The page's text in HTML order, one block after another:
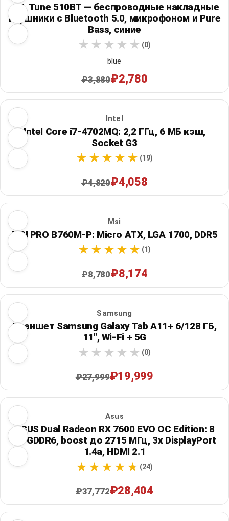
JBL Tune 510BT — беспроводные накладные
наушники с Bluetooth 5.0, микрофоном и Pure
Bass, синие
(0)
blue
₽3,880₽2,780
Intel
Intel Core i7-4702MQ: 2,2 ГГц, 6 МБ кэш,
Socket G3
(19)
₽4,820₽4,058
Msi
MSI PRO B760M-P: Micro ATX, LGA 1700, DDR5
(1)
₽8,780₽8,174
Samsung
Планшет Samsung Galaxy Tab A11+ 6/128 ГБ,
11", Wi‑Fi + 5G
(0)
₽27,999₽19,999
Asus
ASUS Dual Radeon RX 7600 EVO OC Edition: 8
ГБ GDDR6, boost до 2715 МГц, 3x DisplayPort
1.4a, HDMI 2.1
(24)
₽37,772₽28,404